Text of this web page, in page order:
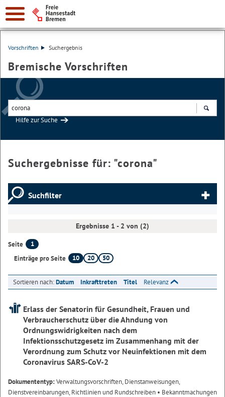
Vorschriften Suchergebnis
Bremische Vorschriften
Hilfe zur Suche
Suchergebnisse für: "corona"
Suchfilter
Ergebnisse 1 - 2 von (2)
Seite
1
Einträge pro Seite
10 20 50
Sortieren nach:Datum Inkrafttreten Titel Relevanz
Erlass der Senatorin für Gesundheit, Frauen und
Verbraucherschutz über die Ahndung von
Ordnungswidrigkeiten nach dem
Infektionsschutzgesetz im Zusammenhang mit der
Verordnung zum Schutz vor Neuinfektionen mit dem
Coronavirus SARS-CoV-2
Dokumententyp:Verwaltungsvorschriften, Dienstanweisungen,
Dienstvereinbarungen, Richtlinien und Rundschreiben • Bekanntmachungen